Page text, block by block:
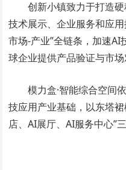
创新小镇致力于打造
技术展示、企业服务和应
市场-产业”全链条，加速
球企业提供产品验证与市场
模力盒·智能综合空间
技应用产业基础，以东塔
店、AI展厅、AI服务中心”